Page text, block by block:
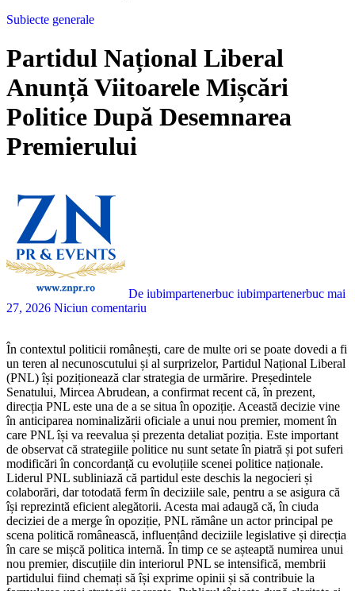
Subiecte generale
Partidul Național Liberal
Anunță Viitoarele Mișcări
Politice După Desemnarea
Premierului
De iubimpartenerbuc iubimpartenerbuc mai
27, 2026 Niciun comentariu
În contextul politicii românești, care de multe ori se poate dovedi a fi
un teren al necunoscutului și al surprizelor, Partidul Național Liberal
(PNL) își poziționează clar strategia de urmărire. Președintele
Senatului, Mircea Abrudean, a confirmat recent că, în prezent,
direcția PNL este una de a se situa în opoziție. Această decizie vine
în anticiparea nominalizării oficiale a unui nou premier, moment în
care PNL își va reevalua și prezenta detaliat poziția. Este important
de observat că strategiile politice nu sunt setate în piatră și pot suferi
modificări în concordanță cu evoluțiile scenei politice naționale.
Liderul PNL subliniază că partidul este deschis la negocieri și
colaborări, dar totodată ferm în deciziile sale, pentru a se asigura că
își reprezintă eficient alegătorii. Acesta mai adaugă că, în ciuda
deciziei de a merge în opoziție, PNL rămâne un actor principal pe
scena politică românească, influențând deciziile legislative și direcția
în care se mișcă politica internă. În timp ce se așteaptă numirea unui
nou premier, discuțiile din interiorul PNL se intensifică, membrii
partidului fiind chemați să își exprime opinii și să contribuie la